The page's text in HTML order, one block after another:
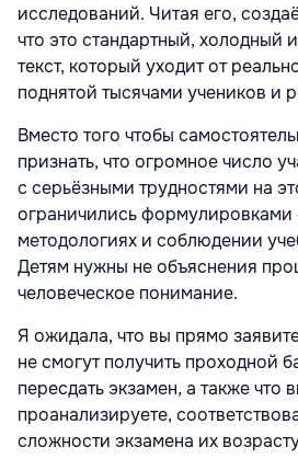
исследований. Читая его,
что это стандартный, холодный
текст, который уходит от
поднятой тысячами учеников и
Вместо того чтобы
признать, что огромное число
с серьёзными трудностями на
ограничились формулировками
методологиях и соблюдении
Детям нужны не объяснения
человеческое понимание.
Я ожидала, что вы прямо
не смогут получить проходной
пересдать экзамен, а также что
проанализируете,
сложности экзамена их